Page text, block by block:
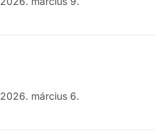
2026. március 6.